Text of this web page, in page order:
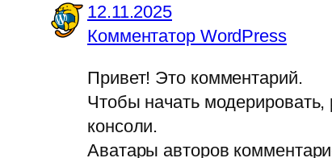
12.11.2025
Комментатор WordPress
Привет! Это комментарий.
Чтобы начать модерировать,
консоли.
Аватары авторов